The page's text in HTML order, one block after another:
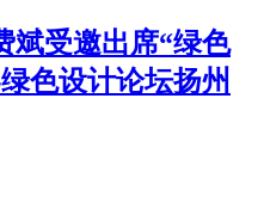
斌受邀出席“绿色
色设计论坛扬州